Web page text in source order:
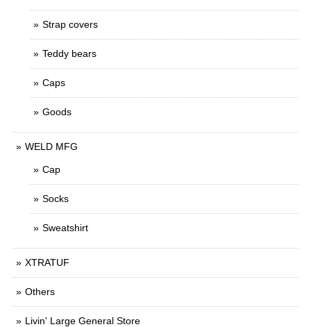
Strap covers
Teddy bears
Caps
Goods
WELD MFG
Cap
Socks
Sweatshirt
XTRATUF
Others
Livin' Large General Store